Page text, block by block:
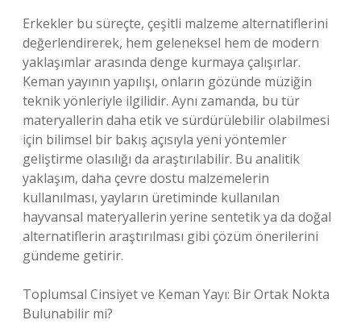
Erkekler bu süreçte, çeşitli malzeme alternatiflerini
değerlendirerek, hem geleneksel hem de modern
yaklaşımlar arasında denge kurmaya çalışırlar.
Keman yayının yapılışı, onların gözünde müziğin
teknik yönleriyle ilgilidir. Aynı zamanda, bu tür
materyallerin daha etik ve sürdürülebilir olabilmesi
için bilimsel bir bakış açısıyla yeni yöntemler
geliştirme olasılığı da araştırılabilir. Bu analitik
yaklaşım, daha çevre dostu malzemelerin
kullanılması, yayların üretiminde kullanılan
hayvansal materyallerin yerine sentetik ya da doğal
alternatiflerin araştırılması gibi çözüm önerilerini
gündeme getirir.
Toplumsal Cinsiyet ve Keman Yayı: Bir Ortak Nokta
Bulunabilir mi?